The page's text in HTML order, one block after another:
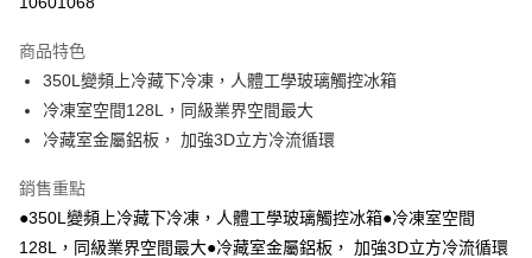
悠遊付
ATM付款
運送方式
宅配
每筆NT$100，滿NT$1,000(含以上)免運費
商品特色
350L變頻上冷藏下冷凍，人體工學玻璃觸控冰箱
冷凍室空間128L，同級業界空間最大
冷藏室金屬鋁板， 加強3D立方冷流循環
銷售重點
●350L變頻上冷藏下冷凍，人體工學玻璃觸控冰箱●冷凍室空間
128L，同級業界空間最大●冷藏室金屬鋁板， 加強3D立方冷流循環